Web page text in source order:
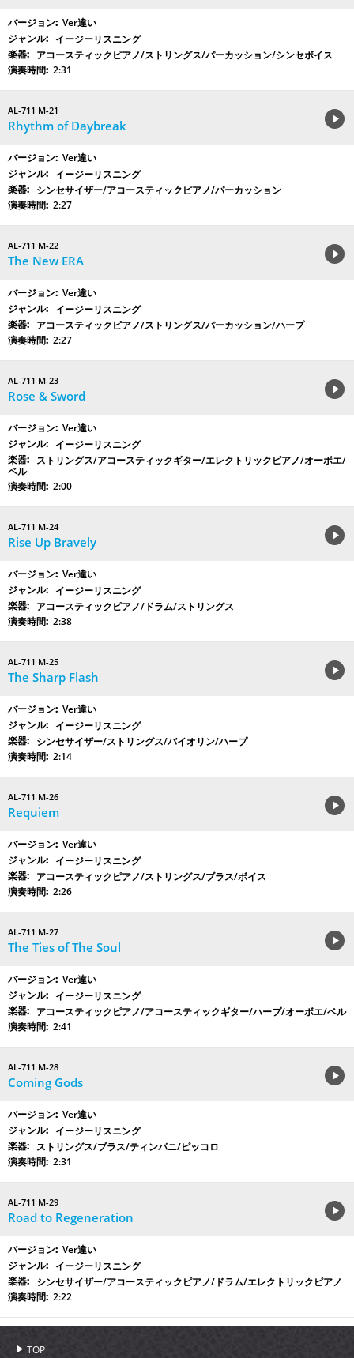
Ver違い
イージーリスニング
アコースティックピアノ/ストリングス/パーカッション/シンセボイス
2:31
AL-711 M-21
Rhythm of Daybreak
Ver違い
イージーリスニング
シンセサイザー/アコースティックピアノ/パーカッション
2:27
AL-711 M-22
The New ERA
Ver違い
イージーリスニング
アコースティックピアノ/ストリングス/パーカッション/ハープ
2:27
AL-711 M-23
Rose & Sword
Ver違い
イージーリスニング
ストリングス/アコースティックギター/エレクトリックピアノ/オーボエ/
ベル
2:00
AL-711 M-24
Rise Up Bravely
Ver違い
イージーリスニング
アコースティックピアノ/ドラム/ストリングス
2:38
AL-711 M-25
The Sharp Flash
Ver違い
イージーリスニング
シンセサイザー/ストリングス/バイオリン/ハープ
2:14
AL-711 M-26
Requiem
Ver違い
イージーリスニング
アコースティックピアノ/ストリングス/ブラス/ボイス
2:26
AL-711 M-27
The Ties of The Soul
Ver違い
イージーリスニング
アコースティックピアノ/アコースティックギター/ハープ/オーボエ/ベル
2:41
AL-711 M-28
Coming Gods
Ver違い
イージーリスニング
ストリングス/ブラス/ティンパニ/ピッコロ
2:31
AL-711 M-29
Road to Regeneration
Ver違い
イージーリスニング
シンセサイザー/アコースティックピアノ/ドラム/エレクトリックピアノ
2:22
TOP